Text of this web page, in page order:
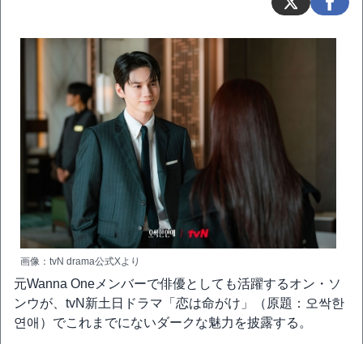
画像：tvN drama公式Xより
元Wanna Oneメンバーで俳優としても活躍するオン・ソ
ンウが、tvN新土日ドラマ「恋は命がけ」（原題：오싹한
연애）でこれまでにないダークな魅力を披露する。